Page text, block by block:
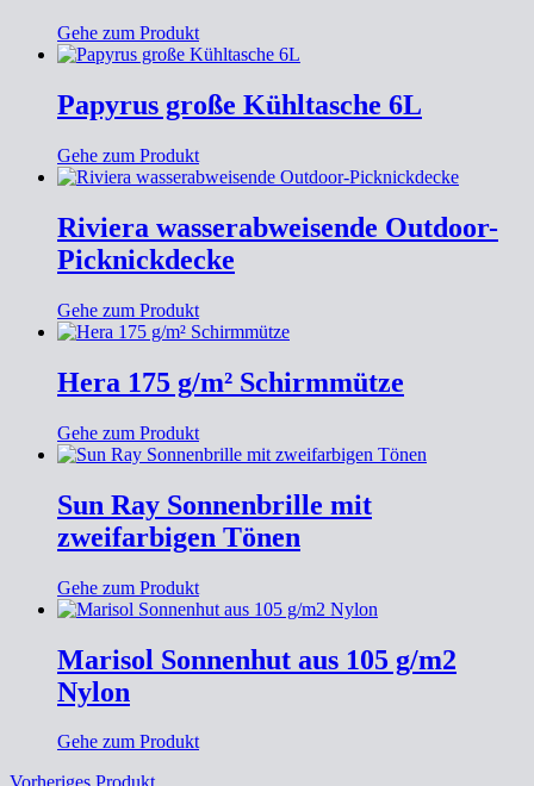
Gehe zum Produkt
Papyrus große Kühltasche 6L
Gehe zum Produkt
Riviera wasserabweisende Outdoor-
Picknickdecke
Gehe zum Produkt
Hera 175 g/m² Schirmmütze
Gehe zum Produkt
Sun Ray Sonnenbrille mit
zweifarbigen Tönen
Gehe zum Produkt
Marisol Sonnenhut aus 105 g/m2
Nylon
Gehe zum Produkt